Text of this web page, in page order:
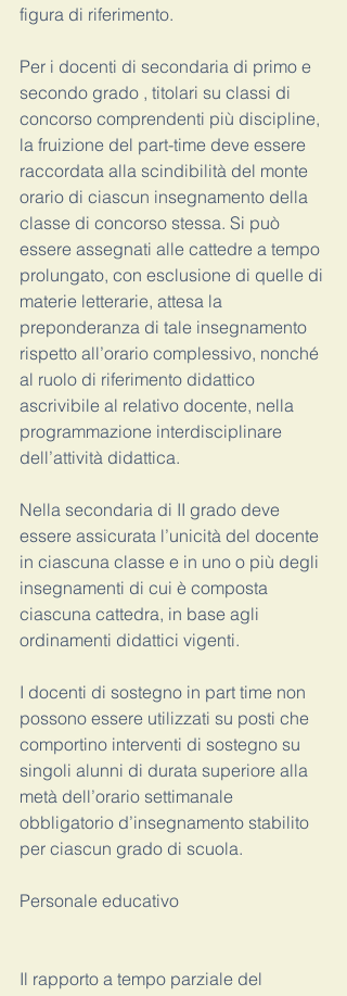
figura di riferimento.
Per i docenti di secondaria di primo e
secondo grado , titolari su classi di
concorso comprendenti più discipline,
la fruizione del part-time deve essere
raccordata alla scindibilità del monte
orario di ciascun insegnamento della
classe di concorso stessa. Si può
essere assegnati alle cattedre a tempo
prolungato, con esclusione di quelle di
materie letterarie, attesa la
preponderanza di tale insegnamento
rispetto all’orario complessivo, nonché
al ruolo di riferimento didattico
ascrivibile al relativo docente, nella
programmazione interdisciplinare
dell’attività didattica.
Nella secondaria di II grado deve
essere assicurata l’unicità del docente
in ciascuna classe e in uno o più degli
insegnamenti di cui è composta
ciascuna cattedra, in base agli
ordinamenti didattici vigenti.
I docenti di sostegno in part time non
possono essere utilizzati su posti che
comportino interventi di sostegno su
singoli alunni di durata superiore alla
metà dell’orario settimanale
obbligatorio d’insegnamento stabilito
per ciascun grado di scuola.
Personale educativo
Il rapporto a tempo parziale del